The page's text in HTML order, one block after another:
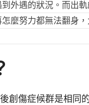
外遇的狀況。而出
麼努力都無法翻身
創傷症候群是相同